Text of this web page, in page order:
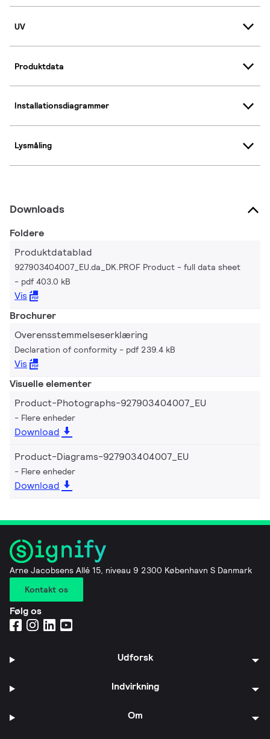
UV
Produktdata
Installationsdiagrammer
Lysmåling
Downloads
Foldere
Produktdatablad
927903404007_EU.da_DK.PROF Product - full data sheet
pdf 403.0 kB
Vis
Brochurer
Overensstemmelseserklæring
Declaration of conformity pdf 239.4 kB
Vis
Visuelle elementer
Product-Photographs-927903404007_EU
Flere enheder
Download
Product-Diagrams-927903404007_EU
Flere enheder
Download
Arne Jacobsens Allé 15, niveau 9 2300 København S Danmark
Kontakt os
Følg os
Udforsk
Indvirkning
Om